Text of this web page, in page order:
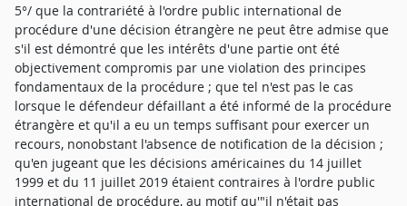
5°/ que la contrariété à l'ordre public international de
procédure d'une décision étrangère ne peut être admise que
s'il est démontré que les intérêts d'une partie ont été
objectivement compromis par une violation des principes
fondamentaux de la procédure ; que tel n'est pas le cas
lorsque le défendeur défaillant a été informé de la procédure
étrangère et qu'il a eu un temps suffisant pour exercer un
recours, nonobstant l'absence de notification de la décision ;
qu'en jugeant que les décisions américaines du 14 juillet
1999 et du 11 juillet 2019 étaient contraires à l'ordre public
international de procédure, au motif qu'"il n'était pas